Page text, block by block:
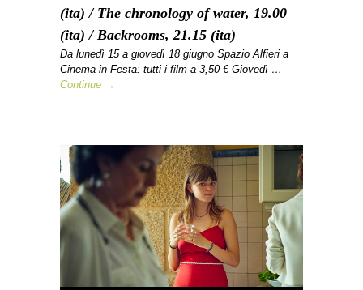
(ita) / The chronology of water, 19.00
(ita) / Backrooms, 21.15 (ita)
Da lunedì 15 a giovedì 18 giugno Spazio Alfieri a
Cinema in Festa: tutti i film a 3,50 € Giovedì …
Continue →